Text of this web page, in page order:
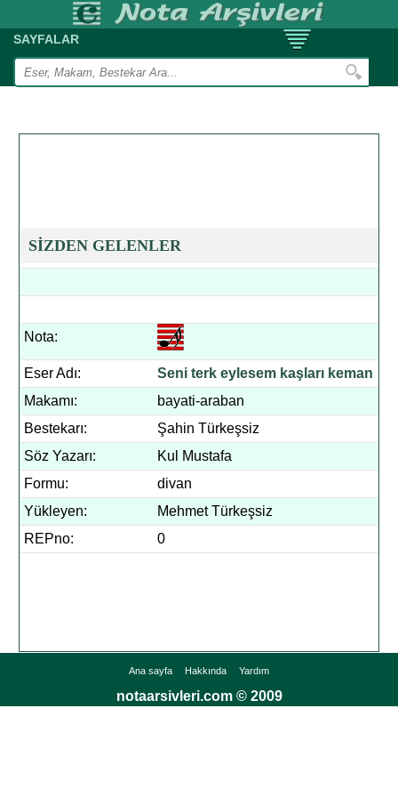
SAYFALAR
SİZDEN GELENLER
Nota:
Eser Adı:
Seni terk eylesem kaşları keman
Makamı:
bayati-araban
Bestekarı:
Şahin Türkeşsiz
Söz Yazarı:
Kul Mustafa
Formu:
divan
Yükleyen:
Mehmet Türkeşsiz
REPno:
0
Ana sayfa Hakkında Yardım
notaarsivleri.com © 2009